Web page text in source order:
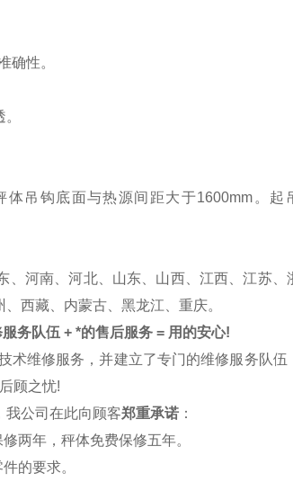
确性。
吊钩底面与热源间距大于1600mm。起
、河南、河北、山东、山西、江西、江苏、
西藏、内蒙古、黑龙江、重庆。
务队伍 + *的售后服务 = 用的安心!
术维修服务，并建立了专门的维修服务队
顾之忧!
我公司在此向顾客郑重承诺 ：
两年，秤体免费保修五年。
的要求。